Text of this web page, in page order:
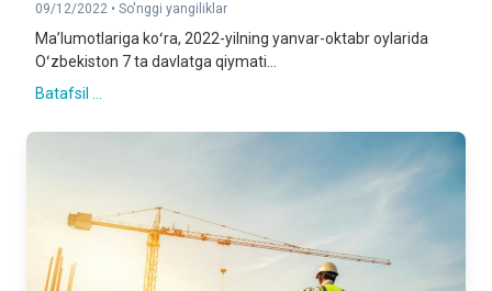
09/12/2022 • So'nggi yangiliklar
Maʼlumotlariga koʻra, 2022-yilning yanvar-oktabr oylarida
Oʻzbekiston 7 ta davlatga qiymati...
Batafsil ...